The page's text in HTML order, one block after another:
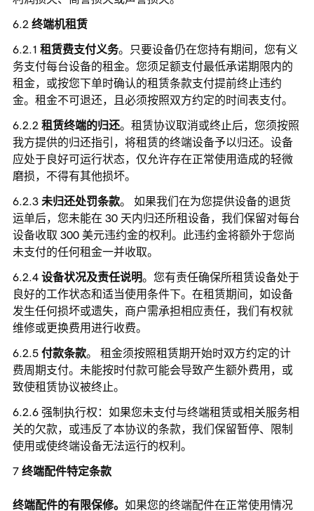
终端机租赁
租赁费支付义务。只要设备仍在您持有期间，您有义
务支付每台设备的租金。您须足额支付最低承诺期限内的
租金，或按您下单时确认的租赁条款支付提前终止违约
金。租金不可退还，且必须按照双方约定的时间表支付。
租赁终端的归还。租赁协议取消或终止后，您须按照
我方提供的归还指引，将租赁的终端设备予以归还。设备
应处于良好可运行状态，仅允许存在正常使用造成的轻微
磨损，不得有其他损坏。
未归还处罚条款。 如果我们在为您提供设备的退货
运单后，您未能在 30 天内归还所租设备，我们保留对每台
设备收取 300 美元违约金的权利。此违约金将额外于您尚
未支付的任何租金一并收取。
设备状况及责任说明。您有责任确保所租赁设备处于
良好的工作状态和适当使用条件下。在租赁期间，如设备
发生任何损坏或遗失，商户需承担相应责任，我们有权就
维修或更换费用进行收费。
付款条款。 租金须按照租赁期开始时双方约定的计
费周期支付。未能按时付款可能会导致产生额外费用，或
致使租赁协议被终止。
强制执行权：如果您未支付与终端租赁或相关服务相
关的欠款，或违反了本协议的条款，我们保留暂停、限制
使用或使终端设备无法运行的权利。
终端配件特定条款
终端配件的有限保修。 如果您的终端配件在正常使用情况